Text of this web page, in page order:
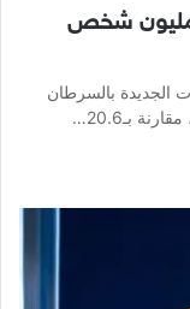
العالمية: السرطان يهدد 35 مليون شخص
الجديدة بالسرطان